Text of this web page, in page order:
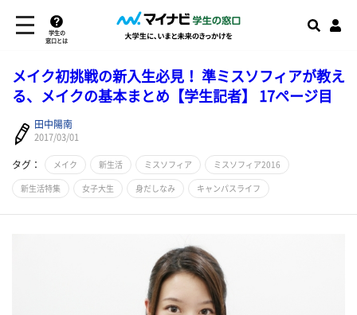
学生の
窓口とは
メイク初挑戦の新入生必見！ 準ミスソフィアが教え
る、メイクの基本まとめ【学生記者】 17ページ目
田中陽南
2017/03/01
タグ： メイク 新生活 ミスソフィア ミスソフィア2016
新生活特集 女子大生 身だしなみ キャンパスライフ